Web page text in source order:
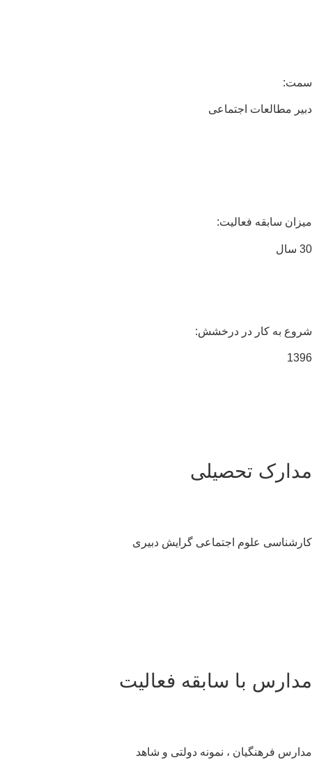
مطالعات اجتماعی
سابقه فعالیت:
به کار در درخشش:
تحصیلی
علوم اجتماعی گرایش دبیری
با سابقه فعالیت
فرهنگیان ، نمونه دولتی و شاهد